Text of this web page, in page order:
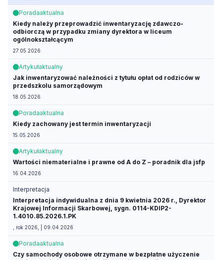
Poradaaktualna
Kiedy należy przeprowadzić inwentaryzację zdawczo-
odbiorczą w przypadku zmiany dyrektora w liceum
ogólnokształcącym
27.05.2026
Artykułaktualny
Jak inwentaryzować należności z tytułu opłat od rodziców w
przedszkolu samorządowym
18.05.2026
Poradaaktualna
Kiedy zachowany jest termin inwentaryzacji
15.05.2026
Artykułaktualny
Wartości niematerialne i prawne od A do Z – poradnik dla jsfp
16.04.2026
Interpretacja
Interpretacja indywidualna z dnia 9 kwietnia 2026 r., Dyrektor
Krajowej Informacji Skarbowej, sygn. 0114-KDIP2-
1.4010.85.2026.1.PK
, rok 2026, | 09.04.2026
Poradaaktualna
Czy samochody osobowe otrzymane w bezpłatne użyczenie